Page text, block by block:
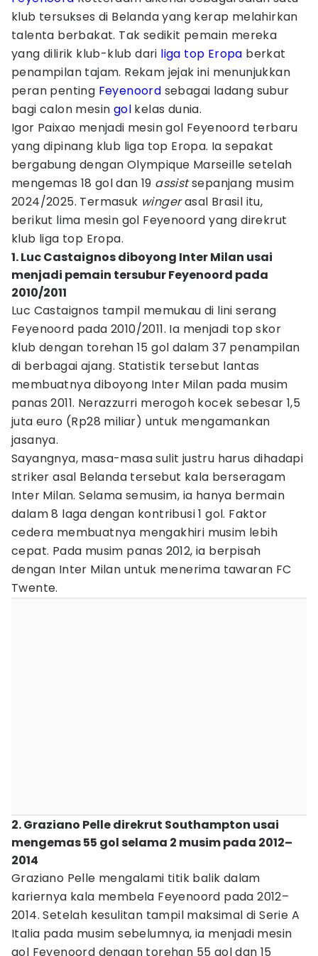
klub tersukses di Belanda yang kerap melahirkan
talenta berbakat. Tak sedikit pemain mereka
yang dilirik klub-klub dari liga top Eropa berkat
penampilan tajam. Rekam jejak ini menunjukkan
peran penting Feyenoord sebagai ladang subur
bagi calon mesin gol kelas dunia.
Igor Paixao menjadi mesin gol Feyenoord terbaru
yang dipinang klub liga top Eropa. Ia sepakat
bergabung dengan Olympique Marseille setelah
mengemas 18 gol dan 19 assistsepanjang musim
2024/2025. Termasuk wingerasal Brasil itu,
berikut lima mesin gol Feyenoord yang direkrut
klub liga top Eropa.
1. Luc Castaignos diboyong Inter Milan usai
menjadi pemain tersubur Feyenoord pada
2010/2011
Luc Castaignos tampil memukau di lini serang
Feyenoord pada 2010/2011. Ia menjadi top skor
klub dengan torehan 15 gol dalam 37 penampilan
di berbagai ajang. Statistik tersebut lantas
membuatnya diboyong Inter Milan pada musim
panas 2011. Nerazzurri merogoh kocek sebesar 1,5
juta euro (Rp28 miliar) untuk mengamankan
jasanya.
Sayangnya, masa-masa sulit justru harus dihadapi
striker asal Belanda tersebut kala berseragam
Inter Milan. Selama semusim, ia hanya bermain
dalam 8 laga dengan kontribusi 1 gol. Faktor
cedera membuatnya mengakhiri musim lebih
cepat. Pada musim panas 2012, ia berpisah
dengan Inter Milan untuk menerima tawaran FC
Twente.
2. Graziano Pelle direkrut Southampton usai
mengemas 55 gol selama 2 musim pada 2012–
2014
Graziano Pelle mengalami titik balik dalam
kariernya kala membela Feyenoord pada 2012–
2014. Setelah kesulitan tampil maksimal di Serie A
Italia pada musim sebelumnya, ia menjadi mesin
gol Feyenoord dengan torehan 55 gol dan 15